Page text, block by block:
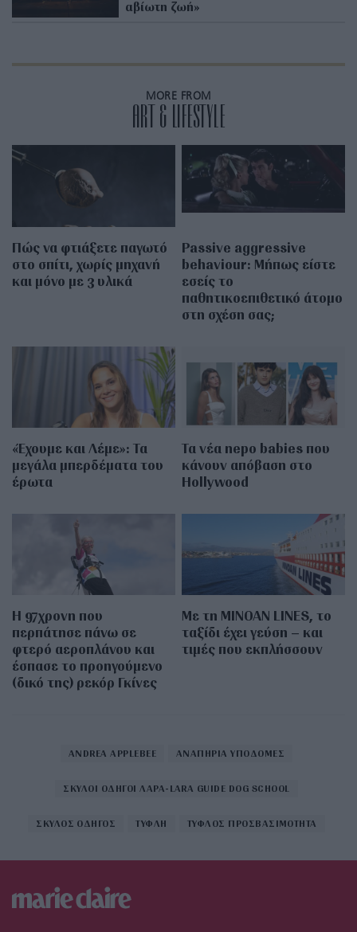
αβίωτη ζωή»
MORE FROM
ART & LIFESTYLE
Πώς να φτιάξετε παγωτό
στο σπίτι, χωρίς μηχανή
και μόνο με 3 υλικά
Passive aggressive
behaviour: Μήπως είστε
εσείς το
παθητικοεπιθετικό άτομο
στη σχέση σας;
«Έχουμε και Λέμε»: Τα
μεγάλα μπερδέματα του
έρωτα
Τα νέα nepo babies που
κάνουν απόβαση στο
Hollywood
Η 97χρονη που
περπάτησε πάνω σε
φτερό αεροπλάνου και
έσπασε το προηγούμενο
(δικό της) ρεκόρ Γκίνες
Με τη MINOAN LINES, το
ταξίδι έχει γεύση – και
τιμές που εκπλήσσουν
ANDREA APPLEBEE ΑΝΑΠΗΡΙΑ ΥΠΟΔΟΜΕΣ
ΣΚΥΛΟΙ ΟΔΗΓΟΙ ΛΑΡΑ-LARA GUIDE DOG SCHOOL
ΣΚΥΛΟΣ ΟΔΗΓΟΣ ΤΥΦΛΗ ΤΥΦΛΟΣ ΠΡΟΣΒΑΣΙΜΟΤΗΤΑ